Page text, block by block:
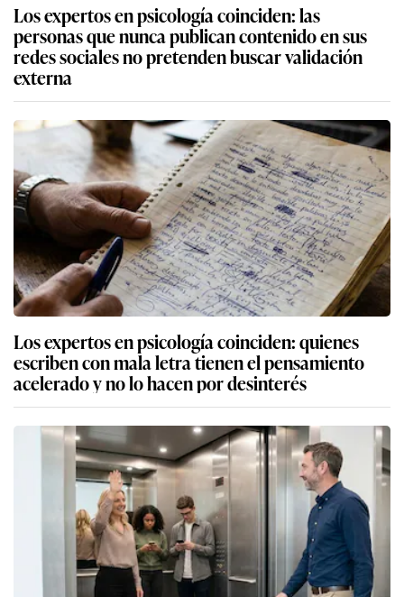
Los expertos en psicología coinciden: las
personas que nunca publican contenido en sus
redes sociales no pretenden buscar validación
externa
Los expertos en psicología coinciden: quienes
escriben con mala letra tienen el pensamiento
acelerado y no lo hacen por desinterés